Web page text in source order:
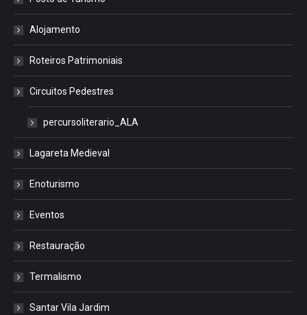
Alojamento
Roteiros Patrimoniais
Circuitos Pedestres
percursoliterario_ALA
Lagareta Medieval
Enoturismo
Eventos
Restauração
Termalismo
Santar Vila Jardim